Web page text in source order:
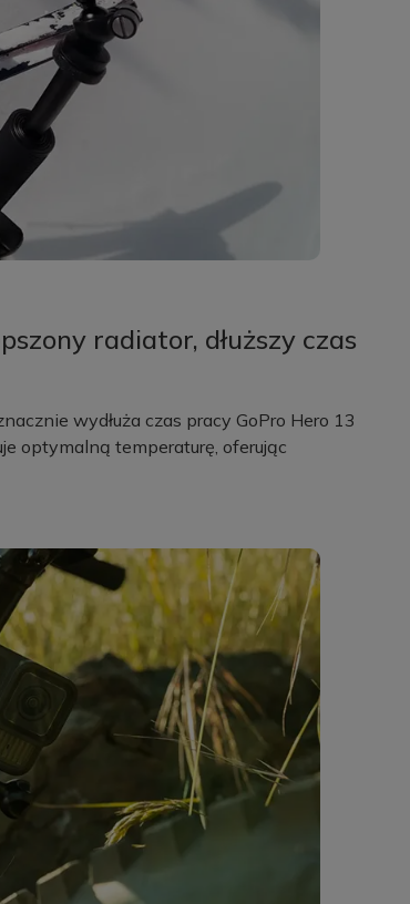
radiator, dłuższy czas
wydłuża czas pracy GoPro Hero 13
optymalną temperaturę, oferując